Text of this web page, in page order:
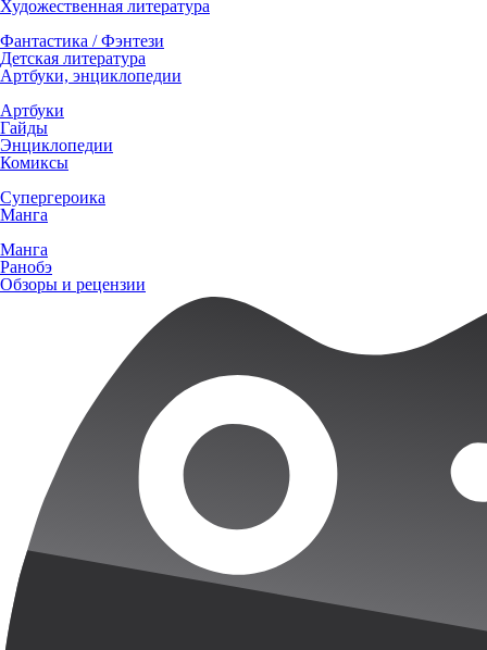
Художественная литература
Фантастика / Фэнтези
Детская литература
Артбуки, энциклопедии
Артбуки
Гайды
Энциклопедии
Комиксы
Супергероика
Манга
Манга
Ранобэ
Обзоры и рецензии